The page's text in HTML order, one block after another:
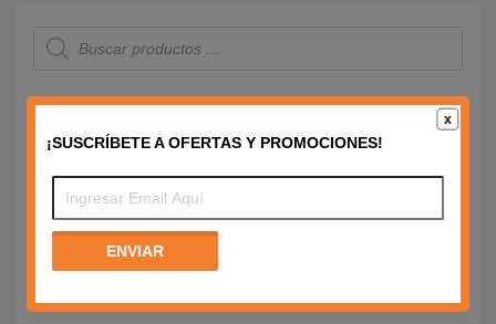
de
productos
CARRITO
No hay productos en el carrito.
¡SUSCRÍBETE A OFERTAS Y PROMOCIONES!